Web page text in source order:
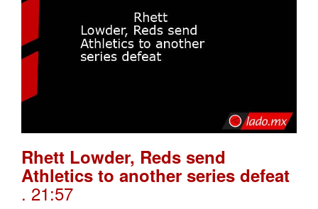
Rhett Lowder, Reds send
Athletics to another series defeat
. 21:57